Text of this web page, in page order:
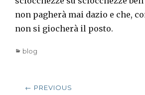
non pagherà mai dazio e che,
non si giocherà il posto.
Categories
blog
Navigazione
← PREVIOUS